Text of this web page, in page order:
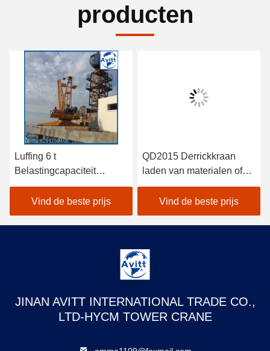
producten
Luffing 6 t
Belastingcapaciteit
Derrick kraan 24m Boom
lengte voor 150m hoogte
Vind de beste prijs
QD2015 Derrickkraan
laden van materialen of
demontage van binnenste
torenkraan
Vind de beste prijs
JINAN AVITT INTERNATIONAL TRADE CO.,
LTD-HYCM TOWER CRANE